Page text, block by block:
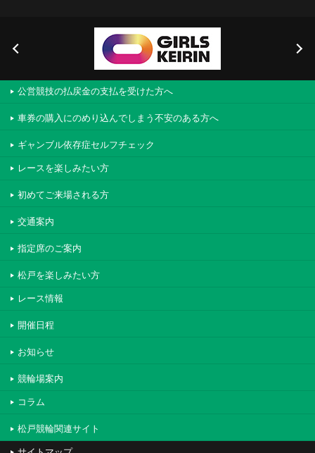
公営競技の払戻金の支払を受けた方へ
車券の購入にのめり込んでしまう不安のある方へ
ギャンブル依存症セルフチェック
レースを楽しみたい方
初めてご来場される方
交通案内
指定席のご案内
松戸を楽しみたい方
レース情報
開催日程
お知らせ
競輪場案内
コラム
松戸競輪関連サイト